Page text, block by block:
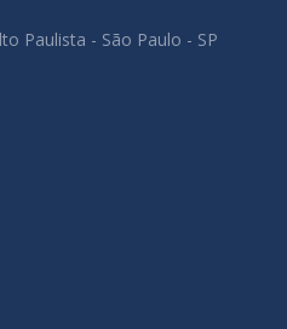
Paulista - São Paulo - SP